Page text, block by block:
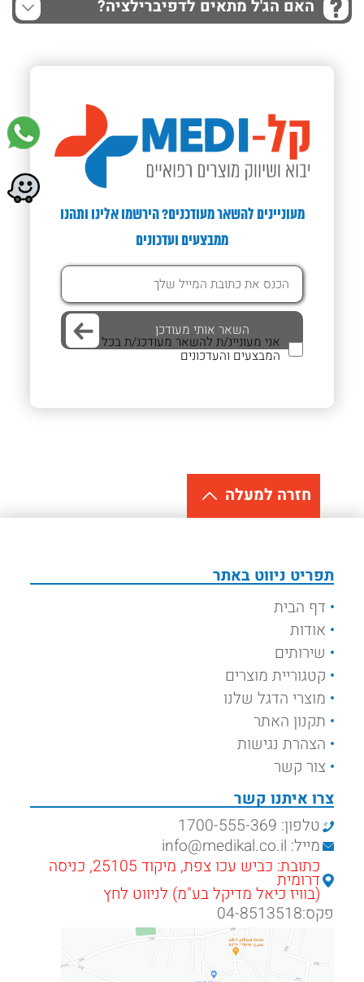
האם הג'ל מתאים לדפיברילציה?
מעוניינים להשאר מעודכנים? הירשמו אלינו ותהנו
ממבצעים ועדכונים
אני מעוניינ/ת להשאר מעודכנ/ת בכל
המבצעים והעדכונים
חזרה למעלה
תפריט ניווט באתר
דף הבית
אודות
שירותים
קטגוריית מוצרים
מוצרי הדגל שלנו
תקנון האתר
הצהרת נגישות
צור קשר
צרו איתנו קשר
טלפון: 1700-555-369
מייל: info@medikal.co.il
כתובת: כביש עכו צפת, מיקוד 25105, כניסה
דרומית
(בוויז כיאל מדיקל בע"מ) לניווט לחץ
פקס:04-8513518